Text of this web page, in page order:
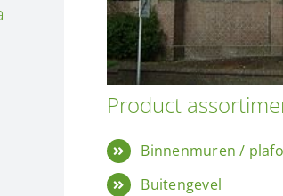
Product
Binnenmuren /
Buitengevel